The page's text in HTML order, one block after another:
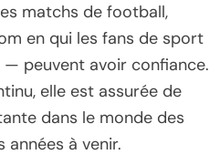
matchs de football,
en qui les fans de sport
peuvent avoir confiance.
elle est assurée de
dans le monde des
à venir.